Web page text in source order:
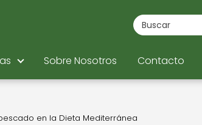
Sobre Nosotros Contacto
en la Dieta Mediterránea